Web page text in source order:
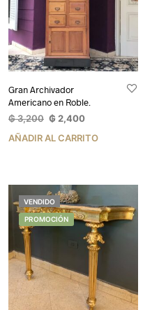
Gran Archivador
Americano en Roble.
₲3,200 El
original
₲2,400El
actual
AÑADIR AL CARRITO
VENDIDO
PROMOCIÓN